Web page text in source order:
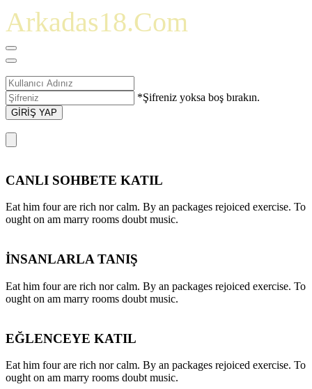
Arkadas18.Com
*Şifreniz yoksa boş bırakın.
GİRİŞ YAP
CANLI SOHBETE KATIL
Eat him four are rich nor calm. By an packages rejoiced exercise. To
ought on am marry rooms doubt music.
İNSANLARLA TANIŞ
Eat him four are rich nor calm. By an packages rejoiced exercise. To
ought on am marry rooms doubt music.
EĞLENCEYE KATIL
Eat him four are rich nor calm. By an packages rejoiced exercise. To
ought on am marry rooms doubt music.